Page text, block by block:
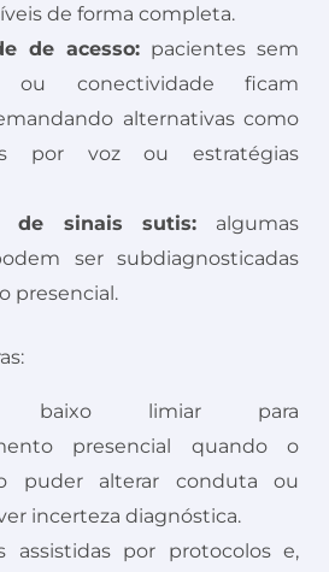
de forma completa.
de acesso: pacientes sem
ou conectividade ficam
alternativas como
por voz ou estratégias
de sinais sutis: algumas
ser subdiagnosticadas
presencial.
baixo limiar para
presencial quando o
puder alterar conduta ou
incerteza diagnóstica.
assistidas por protocolos e,